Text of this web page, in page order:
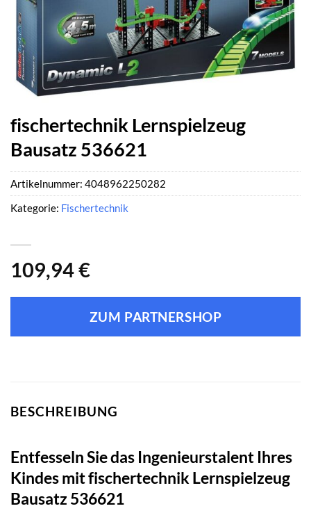
fischertechnik Lernspielzeug
Bausatz 536621
109,94€
ZUM PARTNERSHOP
Artikelnummer: 4048962250282
Kategorie: Fischertechnik
BESCHREIBUNG
Entfesseln Sie das Ingenieurstalent Ihres
Kindes mit fischertechnik Lernspielzeug
Bausatz 536621